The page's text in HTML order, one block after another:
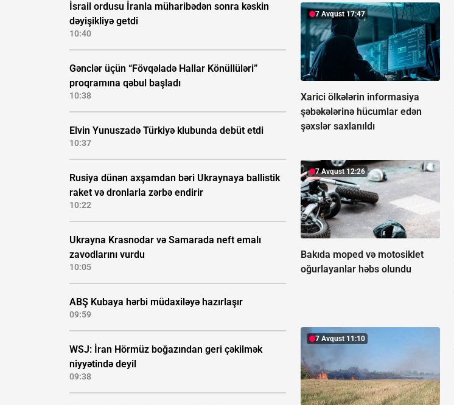
İsrail ordusu İranla müharibədən sonra kəskin
dəyişikliyə getdi
10:40
Gənclər üçün “Fövqəladə Hallar Könüllüləri”
proqramına qəbul başladı
10:38
Elvin Yunuszadə Türkiyə klubunda debüt etdi
10:37
Rusiya dünən axşamdan bəri Ukraynaya ballistik
raket və dronlarla zərbə endirir
10:22
Ukrayna Krasnodar və Samarada neft emalı
zavodlarını vurdu
10:05
ABŞ Kubaya hərbi müdaxiləyə hazırlaşır
09:59
WSJ: İran Hörmüz boğazından geri çəkilmək
niyyətində deyil
09:38
7 Avqust 17:47
Xarici ölkələrin informasiya
şəbəkələrinə hücumlar edən
şəxslər saxlanıldı
7 Avqust 12:26
Bakıda moped və motosiklet
oğurlayanlar həbs olundu
7 Avqust 11:10